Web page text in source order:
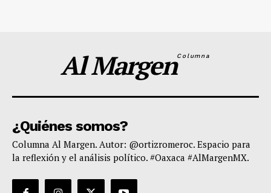
Al MargenColumna
¿Quiénes somos?
Columna Al Margen. Autor: @ortizromeroc. Espacio para
la reflexión y el análisis político. #Oaxaca #AlMargenMX.